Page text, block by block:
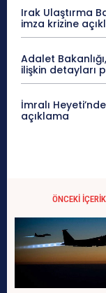
Irak Ulaştırma
imza krizine
Adalet
ilişkin detayları
İmralı
açıklama
ÖNCEKI İÇERIK